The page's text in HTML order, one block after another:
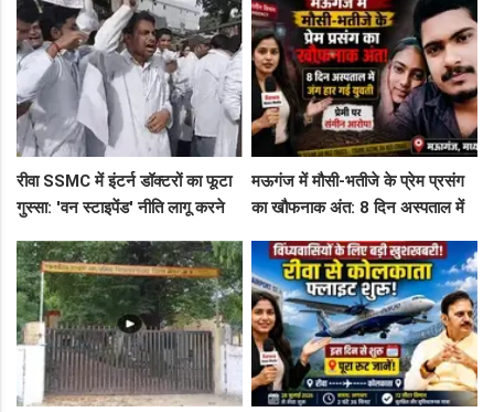
सप्लाई चेन
के पीछे
रीवा SSMC में इंटर्न डॉक्टरों का फूटा
गुस्सा: 'वन स्टाइपेंड' नीति लागू करने
छात्र
मऊगंज में मौसी-भतीजे के प्रेम प्रसंग
का खौफनाक अंत: 8 दिन अस्पताल में
आरोप!